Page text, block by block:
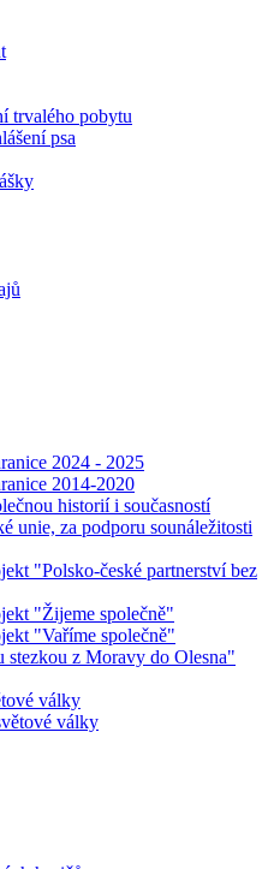
trvalého pobytu
psa
2024 - 2025
2014-2020
historií i současností
unie, za podporu sounáležitosti
"Polsko-české partnerství bez
"Žijeme společně"
"Vaříme společně"
stezkou z Moravy do Olesna"
války
války